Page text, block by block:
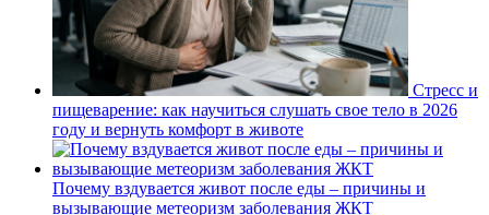
Стресс и
пищеварение: как научиться слушать свое тело в 2026
году и вернуть комфорт в животе
Почему вздувается живот после еды – причины и
вызывающие метеоризм заболевания ЖКТ